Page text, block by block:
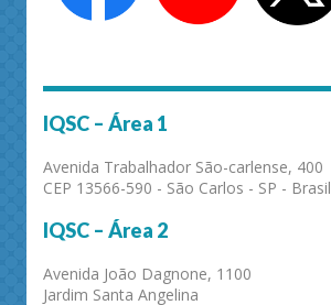
IQSC – Área 1
Avenida Trabalhador São-carlense, 400
CEP 13566-590 - São Carlos - SP - Brasil
IQSC – Área 2
Avenida João Dagnone, 1100
Jardim Santa Angelina